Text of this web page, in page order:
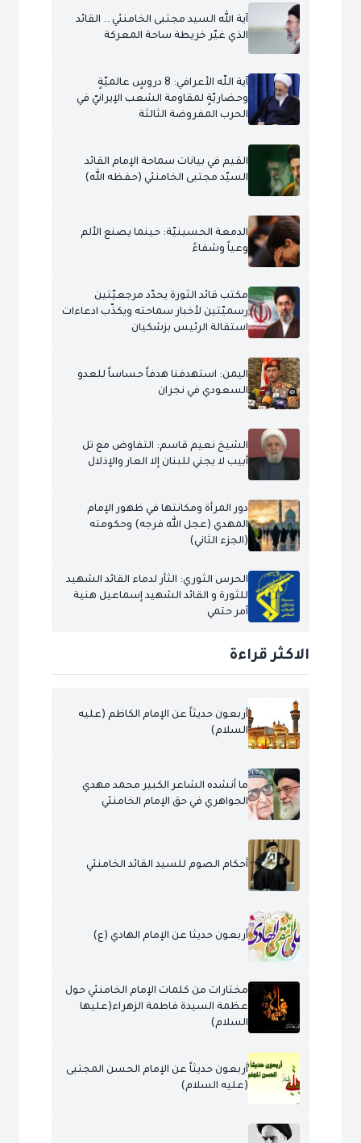
آية الله السيد مجتبى الخامنئي .. القائد
الذي غيّر خريطة ساحة المعركة
آية اللّه الأعرافي: 8 دروسٍ عالميّةٍ
وحضاريّةٍ لمقاومة الشعب الإيرانيّ في
الحرب المفروضة الثالثة
القيم في بيانات سماحة الإمام القائد
السيّد مجتبى الخامنئي (حفظه الله)
الدمعة الحسينيّة: حينما يصنع الألم
وعياً وشفاءً
مكتب قائد الثورة يحدّد مرجعيّتين
رسميّتين لأخبار سماحته ويكذّب ادعاءات
استقالة الرئيس بزشكيان
اليمن: استهدفنا هدفاً حساساً للعدو
السعودي في نجران
الشيخ نعيم قاسم: التفاوض مع تل
أبيب لا يجني للبنان إلا العار والإذلال
دور المرأة ومكانتها في ظهور الإمام
المهدي (عجل الله فرجه) وحكومته
(الجزء الثاني)
الحرس الثوري: الثأر لدماء القائد الشهيد
للثورة و القائد الشهيد إسماعيل هنية
أمر حتمي
الاكثر قراءة
أربعون حديثاً عن الإمام الكاظم (عليه
السلام)
ما أنشده الشاعر الكبير محمد مهدي
الجواهري في حق الإمام الخامنئي
أحكام الصوم للسيد القائد الخامنئي
أربعون حديثا عن الإمام الهادي (ع)
مختارات من كلمات الإمام الخامنئي حول
عظمة السيدة فاطمة الزهراء(عليها
السلام)
أربعون حديثاً عن الإمام الحسن المجتبى
(عليه السلام)